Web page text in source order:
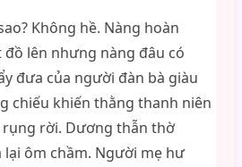
Không hề. Nàng hoàn
lên nhưng nàng đâu có
đưa của người đàn bà giàu
chiếu khiến thằng thanh niên
rời. Dương thẫn thờ
lại ôm chầm. Người mẹ hư